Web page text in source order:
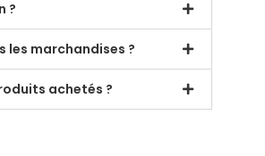
?
les marchandises ?
achetés ?